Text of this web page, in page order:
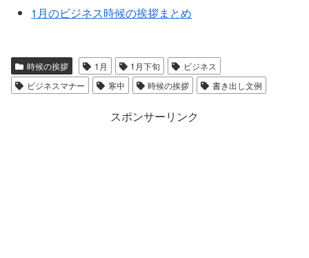
1月のビジネス時候の挨拶まとめ
時候の挨拶 1月 1月下旬
ビジネス
ビジネスマナー
寒中 時候の挨拶 書き出し文例
スポンサーリンク